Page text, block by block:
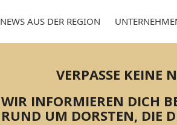
NEWS AUS DER REGION
VERPASSE KEINE
WIR INFORMIEREN DICH
RUND UM DORSTEN, DIE